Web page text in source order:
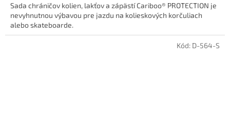
Sada chráničov kolien, lakťov a zápästí Cariboo® PROTECTION je
nevyhnutnou výbavou pre jazdu na kolieskových korčuliach
alebo skateboarde.
Kód: D-564-S